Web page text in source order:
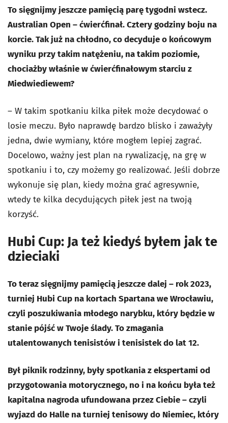
To sięgnijmy jeszcze pamięcią parę tygodni wstecz.
Australian Open – ćwierćfinał. Cztery godziny boju na
korcie. Tak już na chłodno, co decyduje o końcowym
wyniku przy takim natężeniu, na takim poziomie,
chociażby właśnie w ćwierćfinałowym starciu z
Miedwiediewem?
– W takim spotkaniu kilka piłek może decydować o
losie meczu. Było naprawdę bardzo blisko i zaważyły
jedna, dwie wymiany, które mogłem lepiej zagrać.
Docelowo, ważny jest plan na rywalizację, na grę w
spotkaniu i to, czy możemy go realizować. Jeśli dobrze
wykonuje się plan, kiedy można grać agresywnie,
wtedy te kilka decydujących piłek jest na twoją
korzyść.
Hubi Cup: Ja też kiedyś byłem jak te
dzieciaki
To teraz sięgnijmy pamięcią jeszcze dalej – rok 2023,
turniej Hubi Cup na kortach Spartana we Wrocławiu,
czyli poszukiwania młodego narybku, który będzie w
stanie pójść w Twoje ślady. To zmagania
utalentowanych tenisistów i tenisistek do lat 12.
Był piknik rodzinny, były spotkania z ekspertami od
przygotowania motorycznego, no i na końcu była też
kapitalna nagroda ufundowana przez Ciebie – czyli
wyjazd do Halle na turniej tenisowy do Niemiec, który